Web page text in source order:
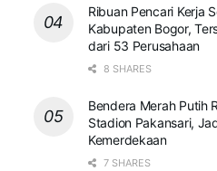
Ribuan Pencari Kerja
Kabupaten Bogor,
dari 53 Perusahaan
8 SHARES
Bendera Merah Putih
Stadion Pakansari,
Kemerdekaan
7 SHARES